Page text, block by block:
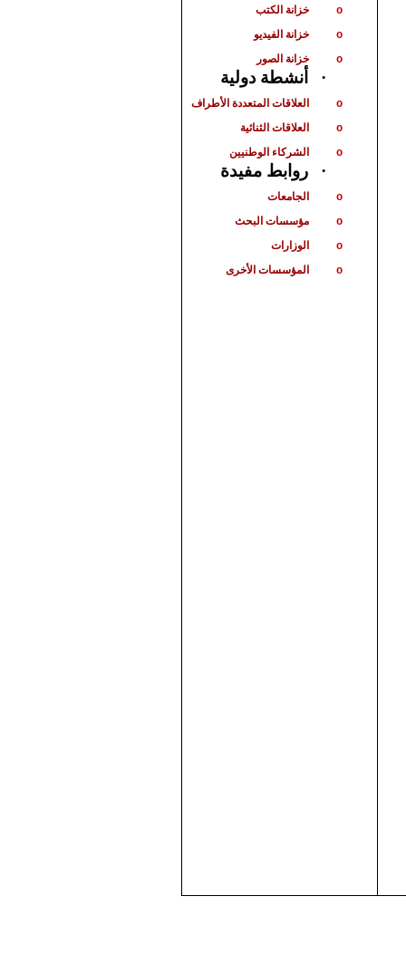
o خزانة الكتب
o خزانة الفيديو
o خزانة الصور
· أنشطة دولية
o العلاقات المتعددة الأطراف
o العلاقات الثنائية
o الشركاء الوطنيين
· روابط مفيدة
o الجامعات
o مؤسسات البحث
o الوزارات
o المؤسسات الأخرى